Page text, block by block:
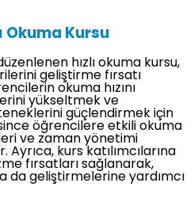
Okuma Kursu
hızlı okuma kursu,
geliştirme fırsatı
okuma hızını
yükseltmek ve
güçlendirmek için
öğrencilere etkili okuma
ve zaman yönetimi
kurs katılımcılarına
fırsatları sağlanarak,
da geliştirmelerine yardımcı